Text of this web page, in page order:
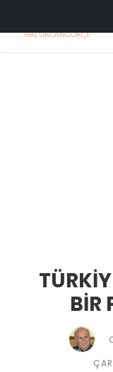
HALUKCANGOKÇE
BİR